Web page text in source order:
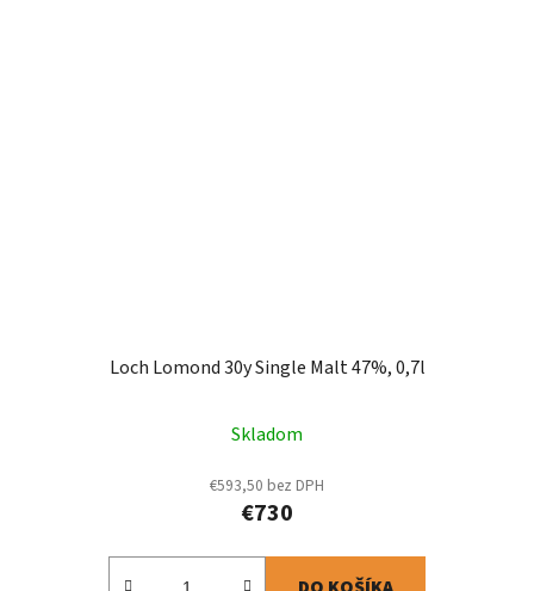
Loch Lomond 30y Single Malt 47%, 0,7l
Skladom
€593,50 bez DPH
€730